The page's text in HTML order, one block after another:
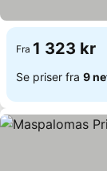
Fra 1 323 kr
Se priser fra 9